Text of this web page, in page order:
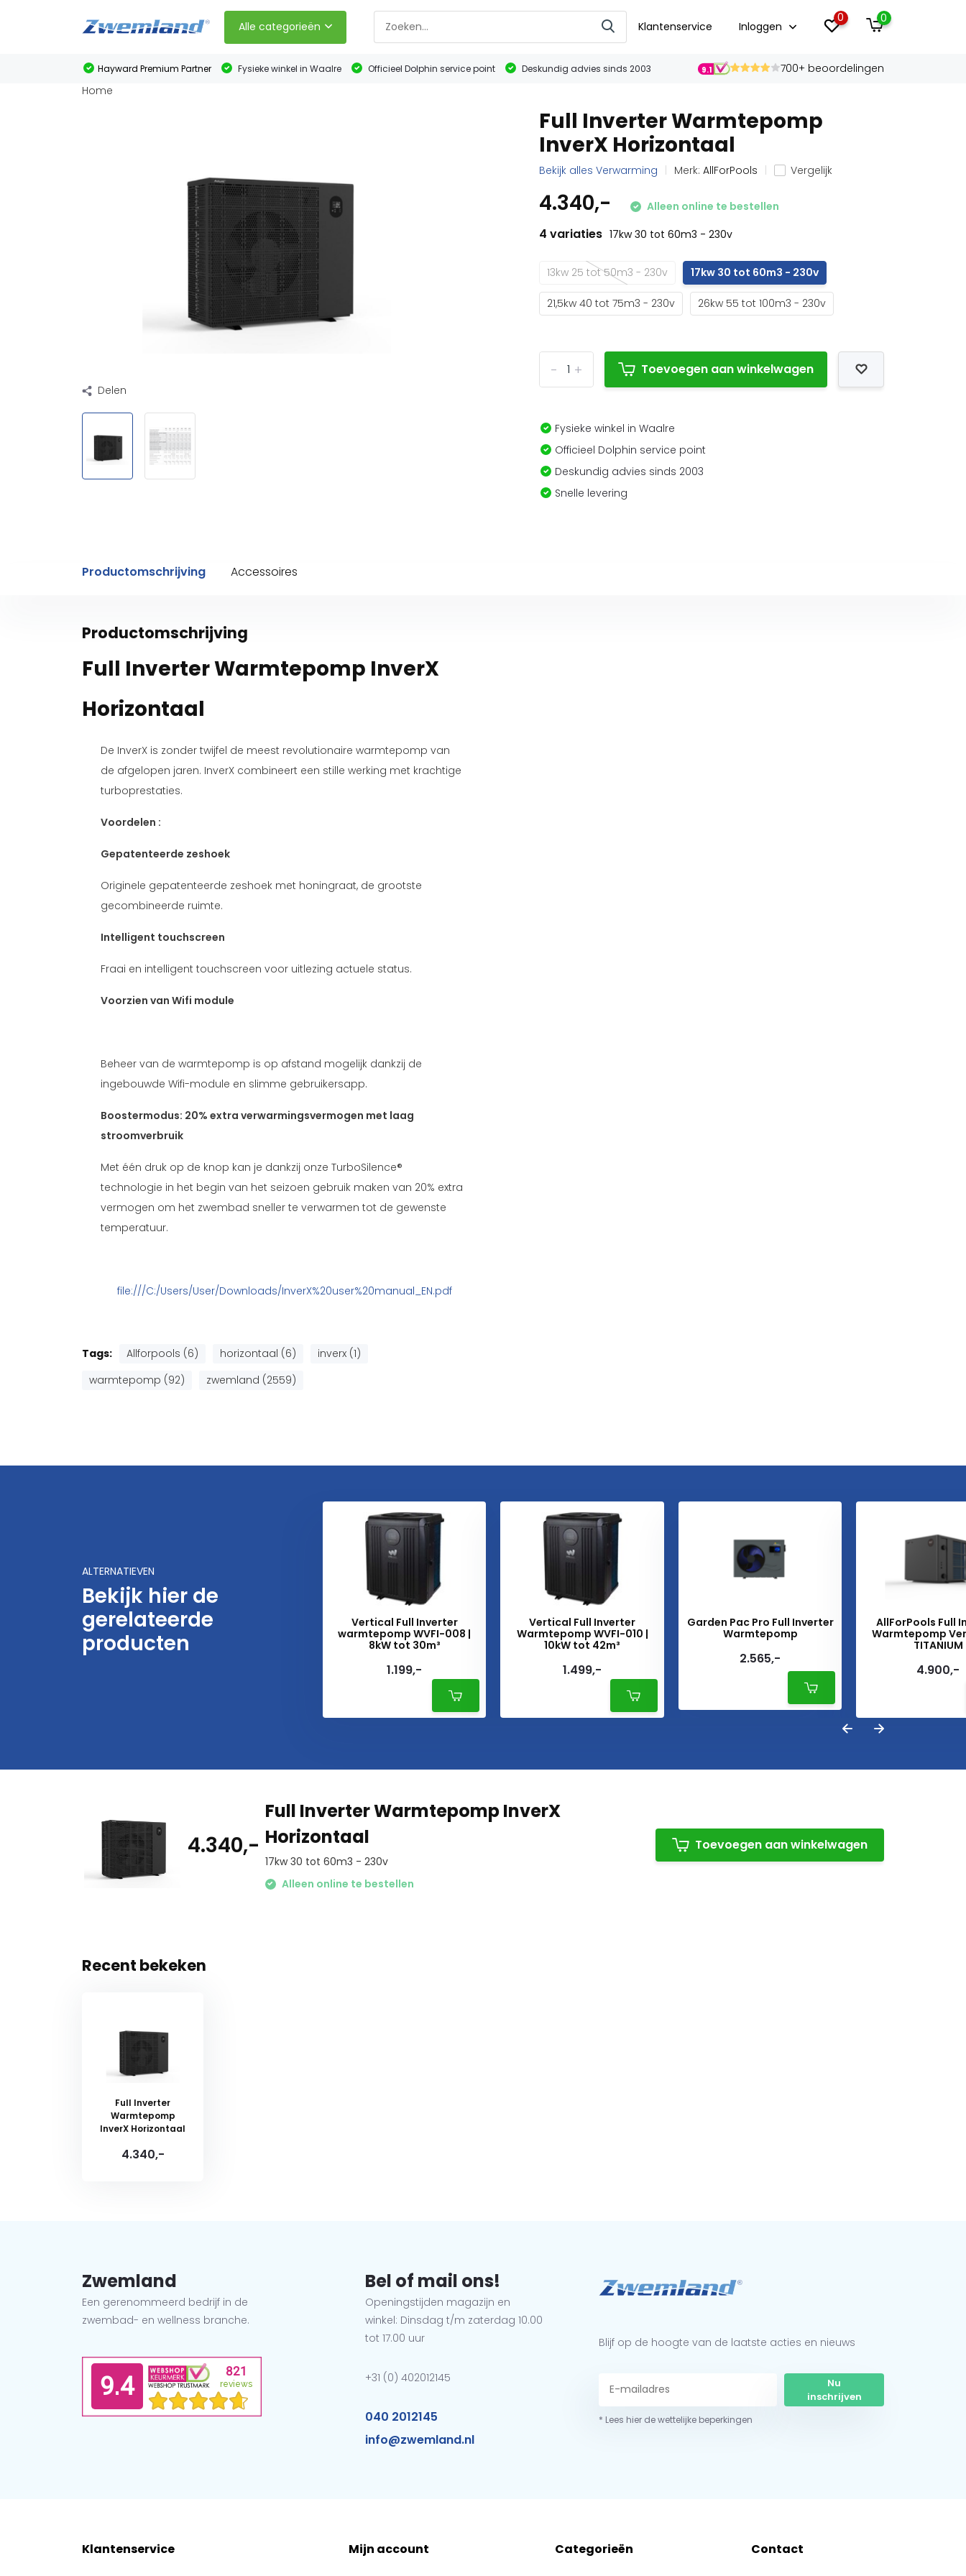
Alle categorieën Klantenservice Inloggen
0 0
Hayward Premium Partner Fysieke winkel in Waalre Officieel Dolphin service point Deskundig advies sinds 2003 9.1
700+ beoordelingen
Home
Delen
Full Inverter Warmtepomp
InverX Horizontaal
Bekijk alles Verwarming Merk:AllForPools Vergelijk
4.340,- Alleen online te bestellen
4 variaties 17kw 30 tot 60m3 - 230v
13kw 25 tot 50m3 - 230v 17kw 30 tot 60m3 - 230v
21,5kw 40 tot 75m3 - 230v 26kw 55 tot 100m3 - 230v
+
- Toevoegen aan winkelwagen
Fysieke winkel in Waalre
Officieel Dolphin service point
Deskundig advies sinds 2003
Snelle levering
Productomschrijving Accessoires
Productomschrijving
Full Inverter Warmtepomp InverX
Horizontaal
De InverX is zonder twijfel de meest revolutionaire warmtepomp van
de afgelopen jaren. InverX combineert een stille werking met krachtige
turboprestaties.
Voordelen :
Gepatenteerde zeshoek
Originele gepatenteerde zeshoek met honingraat, de grootste
gecombineerde ruimte.
Intelligent touchscreen
Fraai en intelligent touchscreen voor uitlezing actuele status.
Voorzien van Wifi module
Beheer van de warmtepomp is op afstand mogelijk dankzij de
ingebouwde Wifi-module en slimme gebruikersapp.
Boostermodus: 20% extra verwarmingsvermogen met laag
stroomverbruik
Met één druk op de knop kan je dankzij onze TurboSilence®
technologie in het begin van het seizoen gebruik maken van 20% extra
vermogen om het zwembad sneller te verwarmen tot de gewenste
temperatuur.
file:///C:/Users/User/Downloads/InverX%20user%20manual_EN.pdf
Tags: Allforpools (6) horizontaal (6)
inverx (1)
warmtepomp (92)
zwemland (2559)
ALTERNATIEVEN
Bekijk hier de
gerelateerde
producten
Pac Pro Full Inverter
Warmtepomp
AllForPools Full Inverter
Warmtepomp Verticaal-
Vertical Full Inverter
warmtepomp WVFI-008 |
8kW tot 30m³
1.199,-
Vertical Full Inverter
Warmtepomp WVFI-010 |
10kW tot 42m³
1.499,-
Garden Pac Pro Full Inverter
Warmtepomp
2.565,-
AllForPools Full
Warmtepomp
TITANIUM
4.900,-
4.340,-
Full Inverter Warmtepomp InverX
Horizontaal
17kw 30 tot 60m3 - 230v
Alleen online te bestellen
Toevoegen aan winkelwagen
Recent bekeken
Full Inverter
Warmtepomp
InverX Horizontaal
4.340,-
Zwemland
Een gerenommeerd bedrijf in de
zwembad- en wellness branche.
Bel of mail ons!
Openingstijden magazijn en
winkel: Dinsdag t/m zaterdag 10.00
tot 17.00 uur
+31 (0) 402012145
040 2012145
info@zwemland.nl
Blijf op de hoogte van de laatste acties en nieuws
Nu
inschrijven
* Lees hier de wettelijke beperkingen
Klantenservice Mijn account Categorieën Contact